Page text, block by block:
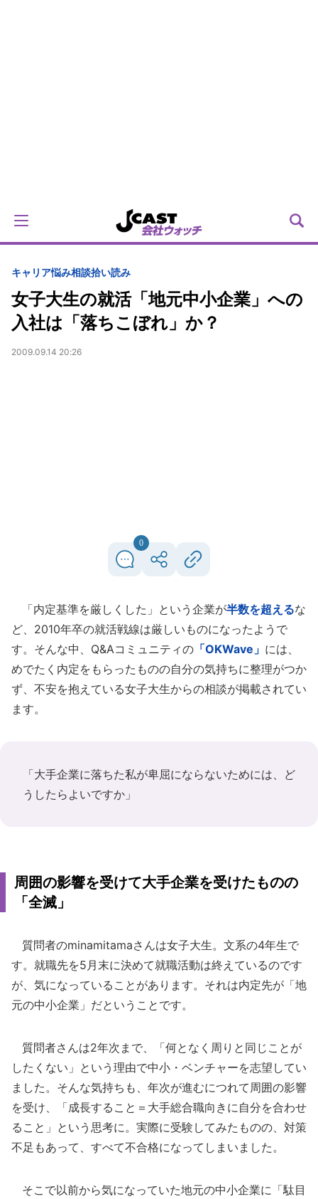
キャリア悩み相談拾い読み
女子大生の就活「地元中小企業」への
入社は「落ちこぼれ」か？
2009.09.14 20:26
0
「内定基準を厳しくした」という企業が半数を超えるな
ど、2010年卒の就活戦線は厳しいものになったようで
す。そんな中、Q&Aコミュニティの 「OKWave」 には、
めでたく内定をもらったものの自分の気持ちに整理がつか
ず、不安を抱えている女子大生からの相談が掲載されてい
ます。
「大手企業に落ちた私が卑屈にならないためには、ど
うしたらよいですか」
周囲の影響を受けて大手企業を受けたものの
「全滅」
質問者のminamitamaさんは女子大生。文系の4年生で
す。就職先を5月末に決めて就職活動は終えているのです
が、気になっていることがあります。それは内定先が「地
元の中小企業」だということです。
質問者さんは2年次まで、「何となく周りと同じことが
したくない」という理由で中小・ベンチャーを志望してい
ました。そんな気持ちも、年次が進むにつれて周囲の影響
を受け、「成長すること＝大手総合職向きに自分を合わせ
ること」という思考に。実際に受験してみたものの、対策
不足もあって、すべて不合格になってしまいました。
そこで以前から気になっていた地元の中小企業に「駄目